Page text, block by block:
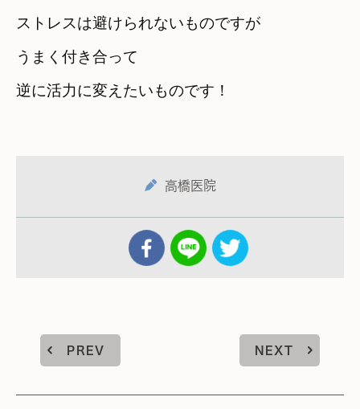
ストレスは避けられないものですが
うまく付き合って
逆に活力に変えたいものです！
高橋医院
PREV NEXT